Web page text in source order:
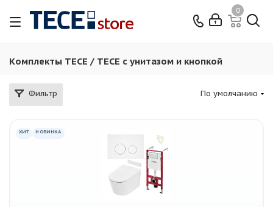
0
Комплекты TECE / ТЕСЕ с унитазом и кнопкой
Фильтр По умолчанию
ХИТ НОВИНКА